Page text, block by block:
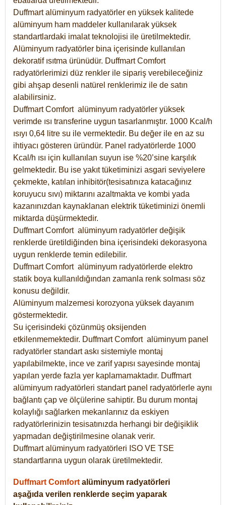
Duffmart alüminyum radyatörler en yüksek kalitede
alüminyum ham maddeler kullanılarak yüksek
standartlardaki imalat teknolojisi ile üretilmektedir.
Alüminyum radyatörler bina içerisinde kullanılan
dekoratif ısıtma ürünüdür. Duffmart Comfort
radyatörlerimizi düz renkler ile sipariş verebileceğiniz
gibi ahşap desenli natürel renklerimiz ile de satın
alabilirsiniz.
Duffmart Comfort alüminyum radyatörler yüksek
verimde ısı transferine uygun tasarlanmıştır. 1000 Kcal/h
ısıyı 0,64 litre su ile vermektedir. Bu değer ile en az su
ihtiyacı gösteren üründür. Panel radyatörlerde 1000
Kcal/h ısı için kullanılan suyun ise %20’sine karşılık
gelmektedir. Bu ise yakıt tüketiminizi asgari seviyelere
çekmekte, katılan inhibitör(tesisatınıza katacağınız
koruyucu sıvı) miktarını azaltmakta ve kombi yada
kazanınızdan kaynaklanan elektrik tüketiminizi önemli
miktarda düşürmektedir.
Duffmart Comfort alüminyum radyatörler değişik
renklerde üretildiğinden bina içerisindeki dekorasyona
uygun renklerde temin edilebilir.
DuffmartComfort alüminyum radyatörlerde elektro
statik boya kullanıldığından zamanla renk solması söz
konusu değildir.
Alüminyum malzemesi korozyona yüksek dayanım
göstermektedir.
Su içerisindeki çözünmüş oksijenden
etkilenmemektedir. DuffmartComfort alüminyum panel
radyatörler standart askı sistemiyle montaj
yapılabilmekte, ince ve zarif yapısı sayesinde montaj
yapılan yerde fazla yer kaplamamaktadır. Duffmart
alüminyum radyatörleri standart panel radyatörlerle aynı
bağlantı çap ve ölçülerine sahiptir. Bu durum montaj
kolaylığı sağlarken mekanlarınız da eskiyen
radyatörlerinizin tesisatınızda herhangi bir değişiklik
yapmadan değiştirilmesine olanak verir.
Duffmart alüminyum radyatörleri ISO VE TSE
standartlarına uygun olarak üretilmektedir.
Duffmart Comfort alüminyum radyatörleri
aşağıda verilen renklerde seçim yaparak